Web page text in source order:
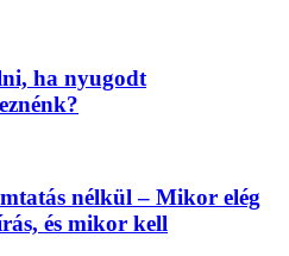
ha nyugodt
nélkül – Mikor elég
és mikor kell